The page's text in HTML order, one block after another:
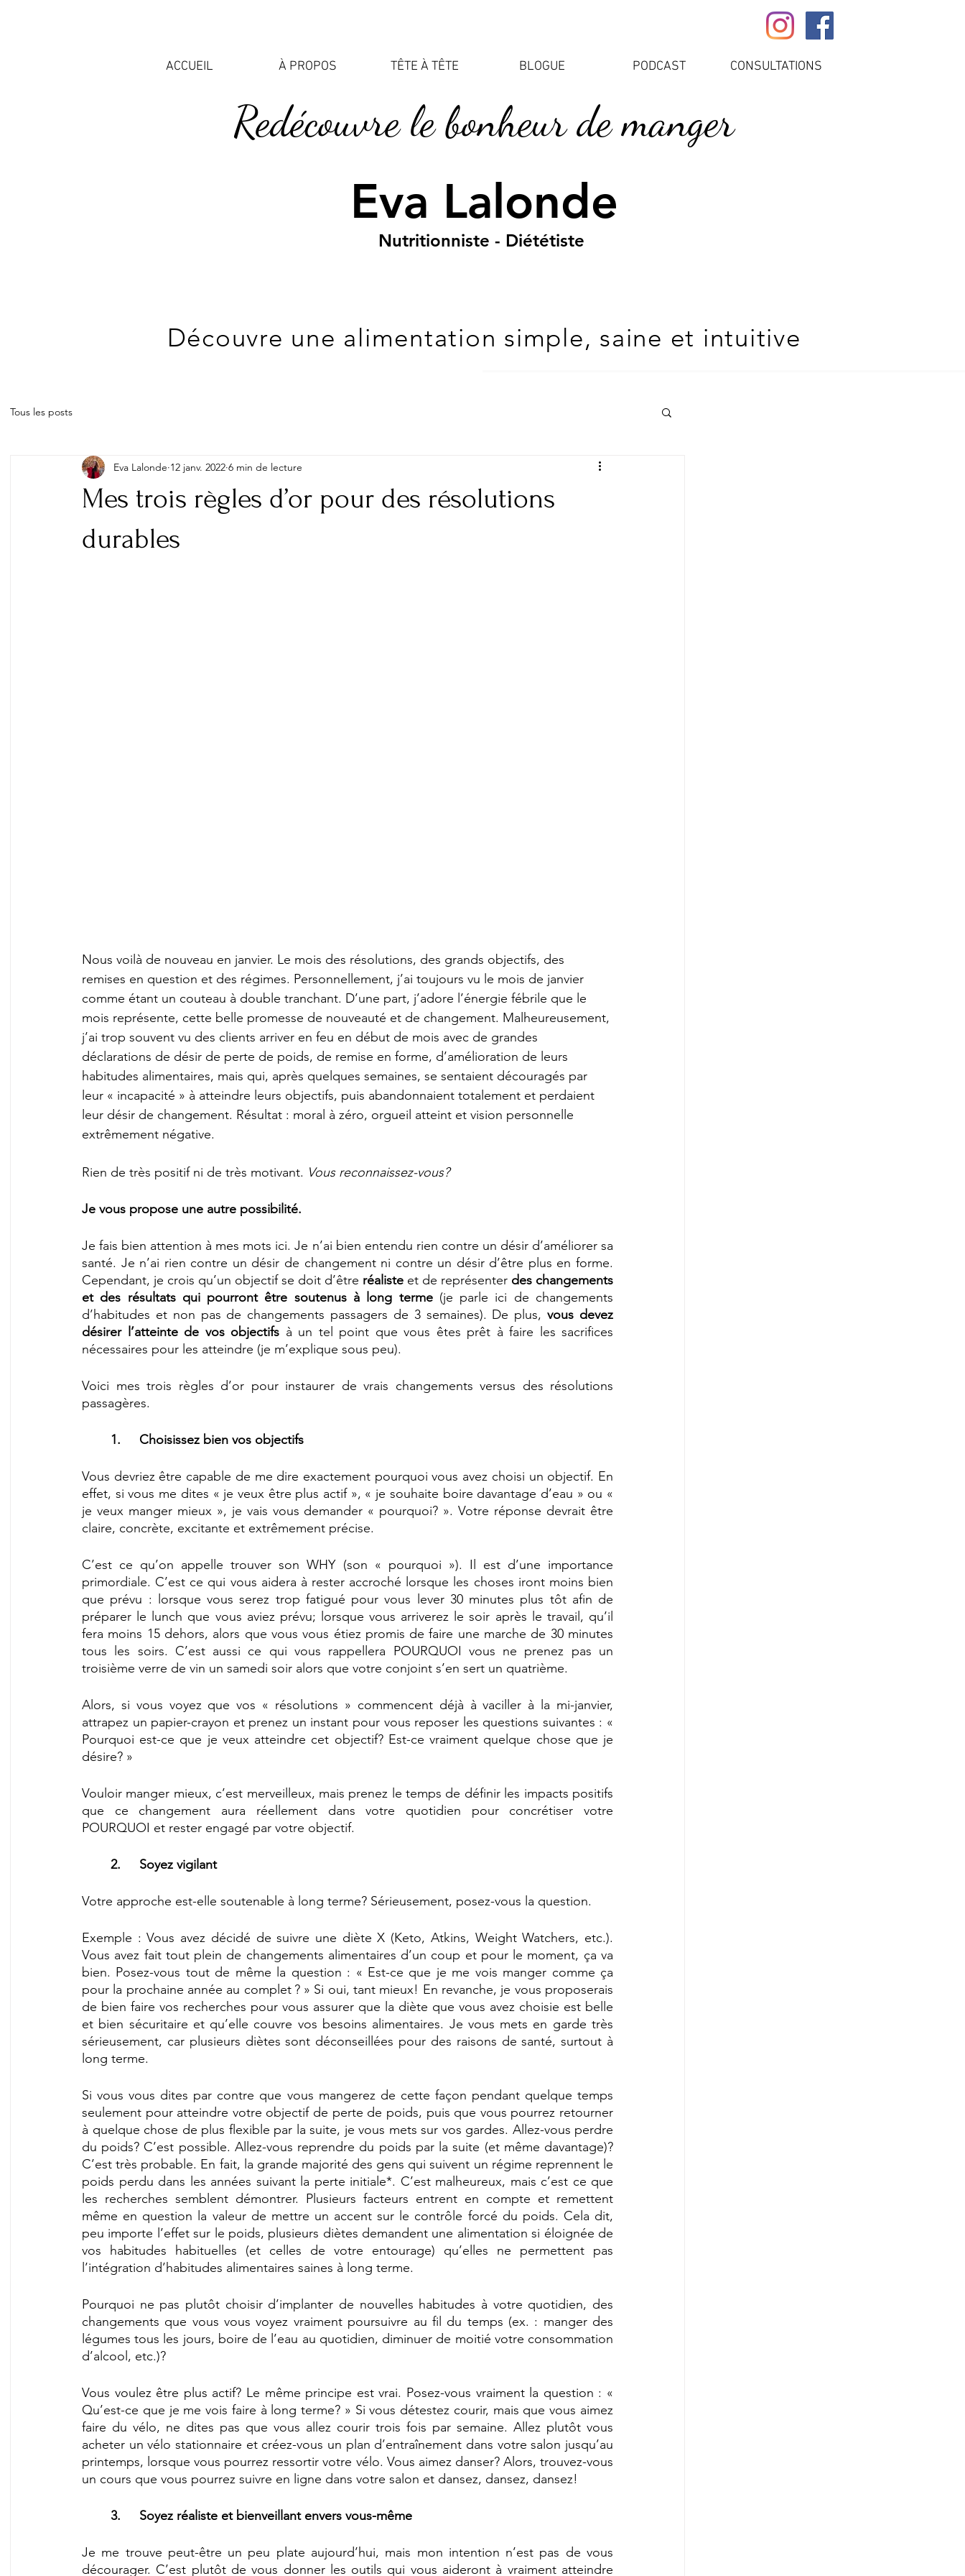
ACCUEIL À PROPOS TÊTE À TÊTE BLOGUE PODCAST CONSULTATIONS
Redécouvre le bonheur de manger
Eva Lalonde
Nutritionniste - Diététiste
Découvre une alimentation simple, saine et intuitive
Tous les posts
Mes trois règles d’or pour des résolutions
durables
Eva Lalonde 12 janv. 2022 6 min de lecture
Nous voilà de nouveau en janvier. Le mois des résolutions, des grands objectifs, des
remises en question et des régimes. Personnellement, j’ai toujours vu le mois de janvier
comme étant un couteau à double tranchant. D’une part, j’adore l’énergie fébrile que le
mois représente, cette belle promesse de nouveauté et de changement. Malheureusement,
j’ai trop souvent vu des clients arriver en feu en début de mois avec de grandes
déclarations de désir de perte de poids, de remise en forme, d’amélioration de leurs
habitudes alimentaires, mais qui, après quelques semaines, se sentaient découragés par
leur « incapacité » à atteindre leurs objectifs, puis abandonnaient totalement et perdaient
leur désir de changement. Résultat : moral à zéro, orgueil atteint et vision personnelle
extrêmement négative.
Rien de très positif ni de très motivant. Vous reconnaissez-vous?
Je vous propose une autre possibilité.
Je fais bien attention à mes mots ici. Je n’ai bien entendu rien contre un désir d’améliorer sa
santé. Je n’ai rien contre un désir de changement ni contre un désir d’être plus en forme.
Cependant, je crois qu’un objectif se doit d’être réaliste et de représenter des changements
et des résultats qui pourront être soutenus à long terme (je parle ici de changements
d’habitudes et non pas de changements passagers de 3 semaines). De plus, vous devez
désirer l’atteinte de vos objectifs à un tel point que vous êtes prêt à faire les sacrifices
nécessaires pour les atteindre (je m’explique sous peu).
Voici mes trois règles d’or pour instaurer de vrais changements versus des résolutions
passagères.
1.	Choisissez bien vos objectifs
Vous devriez être capable de me dire exactement pourquoi vous avez choisi un objectif. En
effet, si vous me dites « je veux être plus actif », « je souhaite boire davantage d’eau » ou «
je veux manger mieux », je vais vous demander « pourquoi? ». Votre réponse devrait être
claire, concrète, excitante et extrêmement précise.
C’est ce qu’on appelle trouver son WHY (son « pourquoi »). Il est d’une importance
primordiale. C’est ce qui vous aidera à rester accroché lorsque les choses iront moins bien
que prévu : lorsque vous serez trop fatigué pour vous lever 30 minutes plus tôt afin de
préparer le lunch que vous aviez prévu; lorsque vous arriverez le soir après le travail, qu’il
fera moins 15 dehors, alors que vous vous étiez promis de faire une marche de 30 minutes
tous les soirs. C’est aussi ce qui vous rappellera POURQUOI vous ne prenez pas un
troisième verre de vin un samedi soir alors que votre conjoint s’en sert un quatrième.
Alors, si vous voyez que vos « résolutions » commencent déjà à vaciller à la mi-janvier,
attrapez un papier-crayon et prenez un instant pour vous reposer les questions suivantes : «
Pourquoi est-ce que je veux atteindre cet objectif? Est-ce vraiment quelque chose que je
désire? »
Vouloir manger mieux, c’est merveilleux, mais prenez le temps de définir les impacts positifs
que ce changement aura réellement dans votre quotidien pour concrétiser votre
POURQUOI et rester engagé par votre objectif.
2.	Soyez vigilant
Votre approche est-elle soutenable à long terme? Sérieusement, posez-vous la question.
Exemple : Vous avez décidé de suivre une diète X (Keto, Atkins, Weight Watchers, etc.).
Vous avez fait tout plein de changements alimentaires d’un coup et pour le moment, ça va
bien. Posez-vous tout de même la question : « Est-ce que je me vois manger comme ça
pour la prochaine année au complet ? » Si oui, tant mieux! En revanche, je vous proposerais
de bien faire vos recherches pour vous assurer que la diète que vous avez choisie est belle
et bien sécuritaire et qu’elle couvre vos besoins alimentaires. Je vous mets en garde très
sérieusement, car plusieurs diètes sont déconseillées pour des raisons de santé, surtout à
long terme.
Si vous vous dites par contre que vous mangerez de cette façon pendant quelque temps
seulement pour atteindre votre objectif de perte de poids, puis que vous pourrez retourner
à quelque chose de plus flexible par la suite, je vous mets sur vos gardes. Allez-vous perdre
du poids? C’est possible. Allez-vous reprendre du poids par la suite (et même davantage)?
C’est très probable. En fait, la grande majorité des gens qui suivent un régime reprennent le
poids perdu dans les années suivant la perte initiale*. C’est malheureux, mais c’est ce que
les recherches semblent démontrer. Plusieurs facteurs entrent en compte et remettent
même en question la valeur de mettre un accent sur le contrôle forcé du poids. Cela dit,
peu importe l’effet sur le poids, plusieurs diètes demandent une alimentation si éloignée de
vos habitudes habituelles (et celles de votre entourage) qu’elles ne permettent pas
l’intégration d’habitudes alimentaires saines à long terme.
Pourquoi ne pas plutôt choisir d’implanter de nouvelles habitudes à votre quotidien, des
changements que vous vous voyez vraiment poursuivre au fil du temps (ex. : manger des
légumes tous les jours, boire de l’eau au quotidien, diminuer de moitié votre consommation
d’alcool, etc.)?
Vous voulez être plus actif? Le même principe est vrai. Posez-vous vraiment la question : «
Qu’est-ce que je me vois faire à long terme? » Si vous détestez courir, mais que vous aimez
faire du vélo, ne dites pas que vous allez courir trois fois par semaine. Allez plutôt vous
acheter un vélo stationnaire et créez-vous un plan d’entraînement dans votre salon jusqu’au
printemps, lorsque vous pourrez ressortir votre vélo. Vous aimez danser? Alors, trouvez-vous
un cours que vous pourrez suivre en ligne dans votre salon et dansez, dansez, dansez!
3.	Soyez réaliste et bienveillant envers vous-même
Je me trouve peut-être un peu plate aujourd’hui, mais mon intention n’est pas de vous
décourager. C’est plutôt de vous donner les outils qui vous aideront à vraiment atteindre